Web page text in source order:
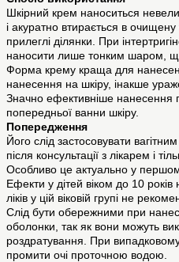
Шкірний крем наноситься
і акуратно втирається в
прилеглі ділянки. При
наносити лише тонким шаром,
Форма крему краща для
нанесення на шкіру, інакше
Значно ефективніше нанесення
попередньої ванни шкіру.
Попередження
Його слід застосовувати
після консультації з лікарем і
Особливо це актуально у
Ефекти у дітей віком до 10
ліків у цій віковій групі не
Слід бути обережними при
оболонки, так як вони можуть
роздратування. При
промити очі проточною водою.